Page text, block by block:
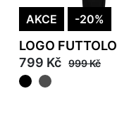
AKCE -20%
LOGO FUTTOLO
799 Kč 999 Kč